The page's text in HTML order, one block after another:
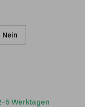
5 Werktagen
Nein